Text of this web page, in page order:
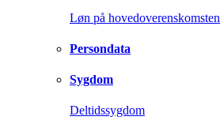
Løn på hovedoverenskomsten
Persondata
Sygdom
Deltidssygdom